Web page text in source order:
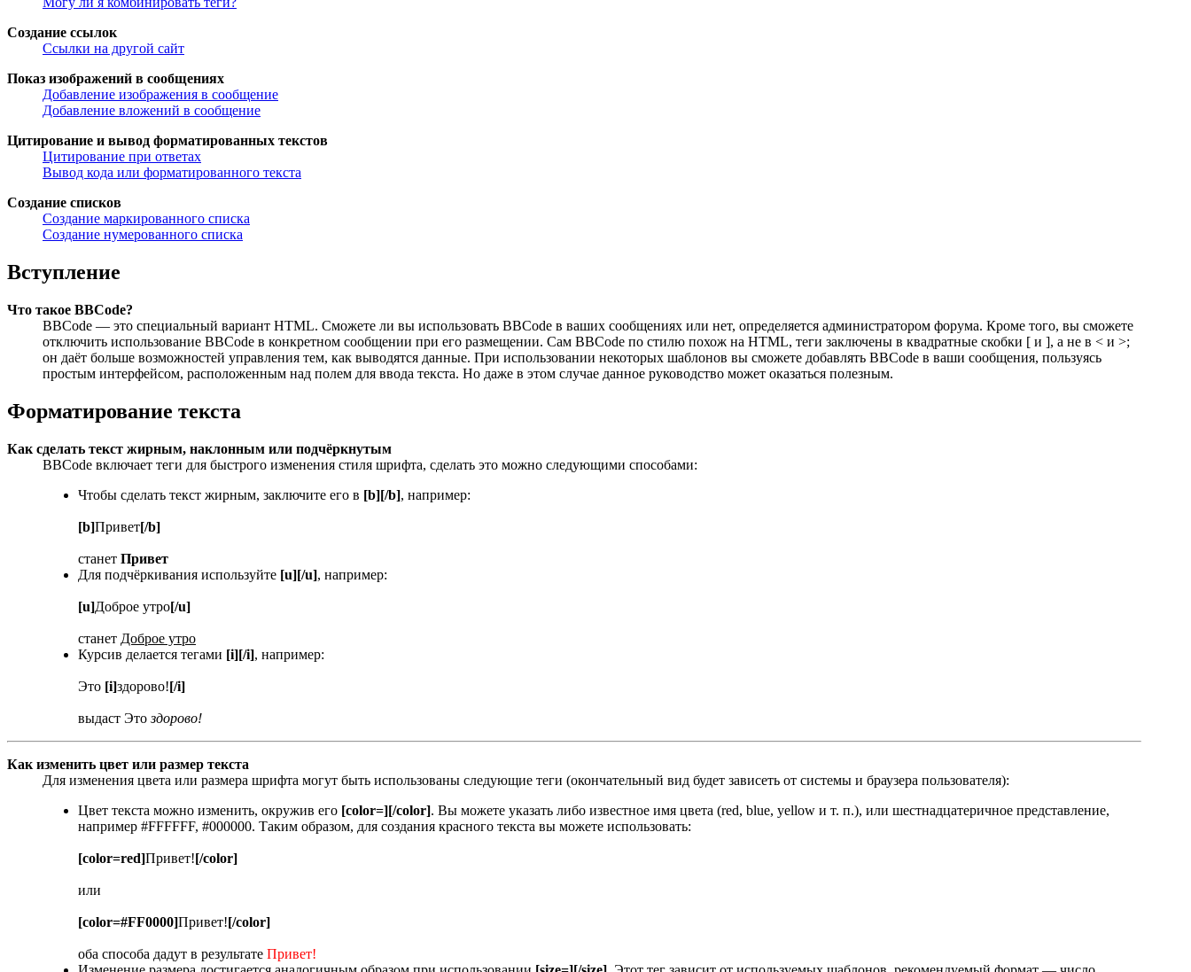
Создание ссылок
Ссылки на другой сайт
Показ изображений в сообщениях
Добавление изображения в сообщение
Добавление вложений в сообщение
Цитирование и вывод форматированных текстов
Цитирование при ответах
Вывод кода или форматированного текста
Создание списков
Создание маркированного списка
Создание нумерованного списка
Вступление
Что такое BBCode?
BBCode — это специальный вариант HTML. Сможете ли вы использовать BBCode в ваших сообщениях или нет, определяется администратором форума. Кроме того, вы сможете
отключить использование BBCode в конкретном сообщении при его размещении. Сам BBCode по стилю похож на HTML, теги заключены в квадратные скобки [ и ], а не в < и >;
он даёт больше возможностей управления тем, как выводятся данные. При использовании некоторых шаблонов вы сможете добавлять BBCode в ваши сообщения, пользуясь
простым интерфейсом, расположенным над полем для ввода текста. Но даже в этом случае данное руководство может оказаться полезным.
Форматирование текста
Как сделать текст жирным, наклонным или подчёркнутым
BBCode включает теги для быстрого изменения стиля шрифта, сделать это можно следующими способами:
Чтобы сделать текст жирным, заключите его в [b][/b], например:
[b]Привет[/b]
станет Привет
Для подчёркивания используйте [u][/u], например:
[u]Доброе утро[/u]
станет Доброе утро
Курсив делается тегами [i][/i], например:
Это [i]здорово![/i]
выдаст Этоздорово!
Как изменить цвет или размер текста
Для изменения цвета или размера шрифта могут быть использованы следующие теги (окончательный вид будет зависеть от системы и браузера пользователя):
Цвет текста можно изменить, окружив его [color=][/color]. Вы можете указать либо известное имя цвета (red, blue, yellow и т. п.), или шестнадцатеричное представление,
например #FFFFFF, #000000. Таким образом, для создания красного текста вы можете использовать:
[color=red]Привет![/color]
или
[color=#FF0000]Привет![/color]
оба способа дадут в результате Привет!